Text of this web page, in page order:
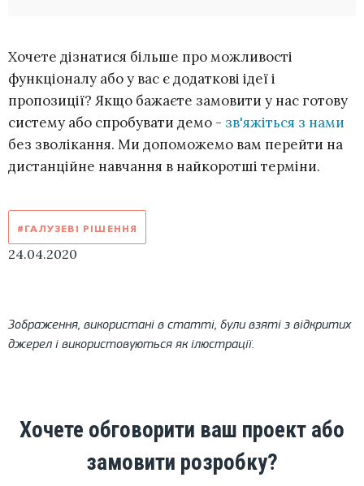
Хочете дізнатися більше про можливості
функціоналу або у вас є додаткові ідеї і
пропозиції? Якщо бажаєте замовити у нас готову
систему або спробувати демо - зв'яжіться з нами
без зволікання. Ми допоможемо вам перейти на
дистанційне навчання в найкоротші терміни.
#ГАЛУЗЕВІ РІШЕННЯ
24.04.2020
Зображення, використані в статті, були взяті з відкритих
джерел і використовуються як ілюстрації.
Хочете обговорити ваш проект або
замовити розробку?